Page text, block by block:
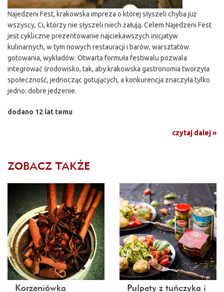
Najedzeni Fest, krakowska impreza o której słyszeli chyba już
wszyscy, Ci, którzy nie słyszeli niech żałują. Celem Najedzeni Fest
jest cykliczne prezentowanie najciekawszych inicjatyw
kulinarnych, w tym nowych restauracji i barów, warsztatów
gotowania, wykładów. Otwarta formuła festiwalu pozwala
integrować środowisko, tak, aby krakowska gastronomia tworzyła
społeczność, jednocząc gotujących, a konkurencja znaczyła tylko
jedno: dobre jedzenie.
dodano 12 lat temu
czytaj dalej »
ZOBACZ TAKŻE
Korzeniówka
Pulpety z tuńczyka i